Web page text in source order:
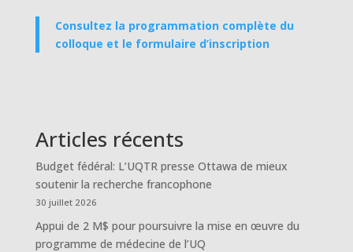
Consultez la programmation complète du
colloque et le formulaire d’inscription
Articles récents
Budget fédéral: L’UQTR presse Ottawa de mieux
soutenir la recherche francophone
30 juillet 2026
Appui de 2 M$ pour poursuivre la mise en œuvre du
programme de médecine de l’UQ